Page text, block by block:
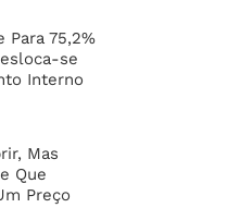
Para 75,2%
se
Interno
Mas
Que
Preço